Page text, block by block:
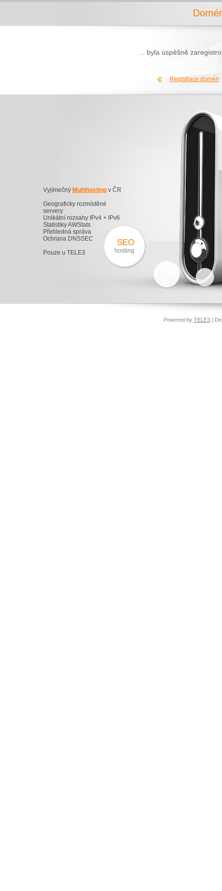
... byla úspěšně
Registrace domén
Vyjímečný Multihosting v ČR
Geograficky rozmístěné
servery
Unikátní rozsahy IPv4 + IPv6
Statistiky AWStats
Přehledná správa
Ochrana DNSSEC
Pouze u TELE3
SEO
hosting
Powered by TELE3 |